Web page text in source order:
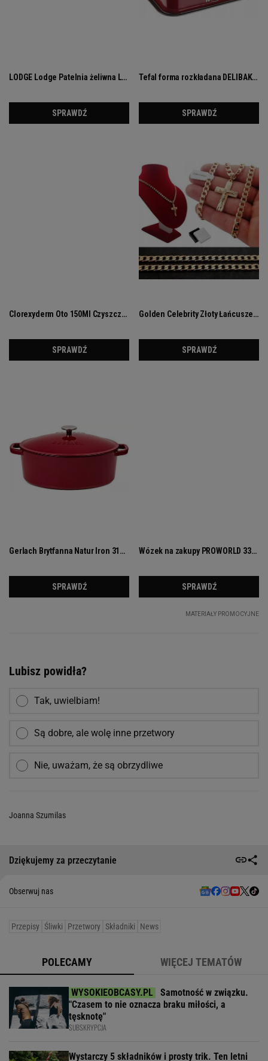
Lubisz powidła?
Tak, uwielbiam!
Są dobre, ale wolę inne przetwory
Nie, uważam, że są obrzydliwe
Joanna Szumilas
Dziękujemy za przeczytanie
Obserwuj nas
Przepisy Śliwki Przetwory Składniki News
POLECAMY WIĘCEJ TEMATÓW
Samotność w związku.
"Czasem to nie oznacza braku miłości, a
tęsknotę"
SUBSKRYPCJA
Wystarczy 5 składników i prosty trik. Ten letni